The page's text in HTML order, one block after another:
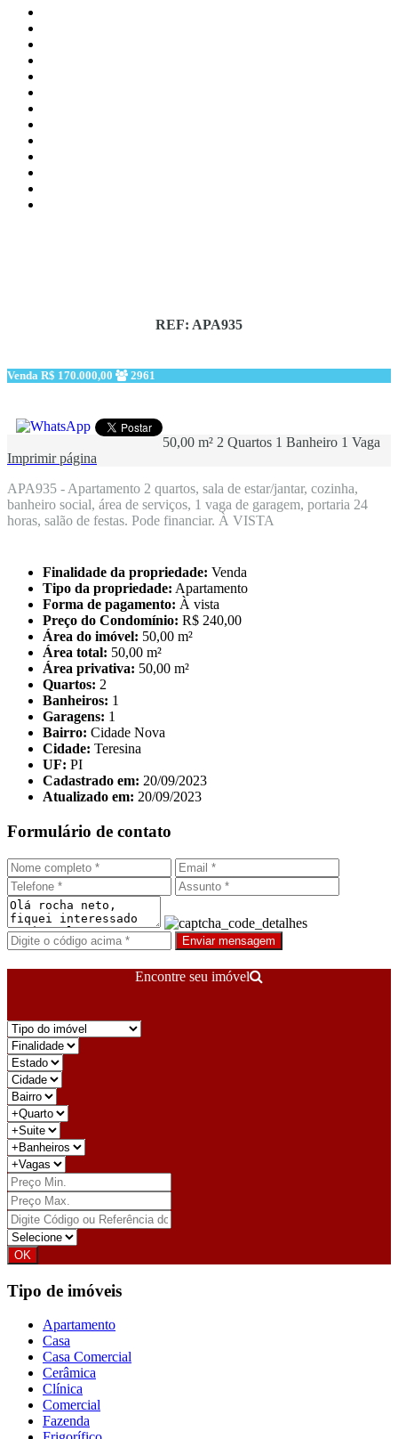
REF: APA935
Venda R$ 170.000,00 2961
50,00 m² 2 Quartos 1 Banheiro 1 Vaga
Imprimir página
APA935 - Apartamento 2 quartos, sala de estar/jantar, cozinha,
banheiro social, área de serviços, 1 vaga de garagem, portaria 24
horas, salão de festas. Pode financiar. À VISTA
Finalidade da propriedade: Venda
Tipo da propriedade: Apartamento
Forma de pagamento: À vista
Preço do Condomínio: R$ 240,00
Área do imóvel: 50,00 m²
Área total: 50,00 m²
Área privativa: 50,00 m²
Quartos: 2
Banheiros: 1
Garagens: 1
Bairro: Cidade Nova
Cidade: Teresina
UF: PI
Cadastrado em: 20/09/2023
Atualizado em: 20/09/2023
Formulário de contato
Enviar mensagem
Encontre seu imóvel
Tipo de imóveis
Apartamento
Casa
Casa Comercial
Cerâmica
Clínica
Comercial
Fazenda